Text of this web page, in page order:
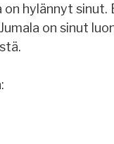
hylännyt sinut.
on sinut